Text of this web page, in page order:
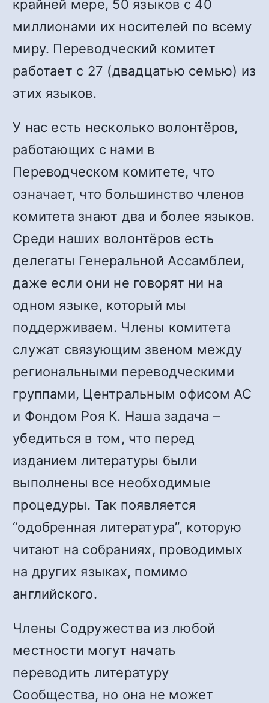
крайней мере, 50 языков с 40
миллионами их носителей по всему
миру. Переводческий комитет
работает с 27 (двадцатью семью) из
этих языков.
У нас есть несколько волонтёров,
работающих с нами в
Переводческом комитете, что
означает, что большинство членов
комитета знают два и более языков.
Среди наших волонтёров есть
делегаты Генеральной Ассамблеи,
даже если они не говорят ни на
одном языке, который мы
поддерживаем. Члены комитета
служат связующим звеном между
региональными переводческими
группами, Центральным офисом АС
и Фондом Роя К. Наша задача –
убедиться в том, что перед
изданием литературы были
выполнены все необходимые
процедуры. Так появляется
“одобренная литература”, которую
читают на собраниях, проводимых
на других языках, помимо
английского.
Члены Содружества из любой
местности могут начать
переводить литературу
Сообщества, но она не может